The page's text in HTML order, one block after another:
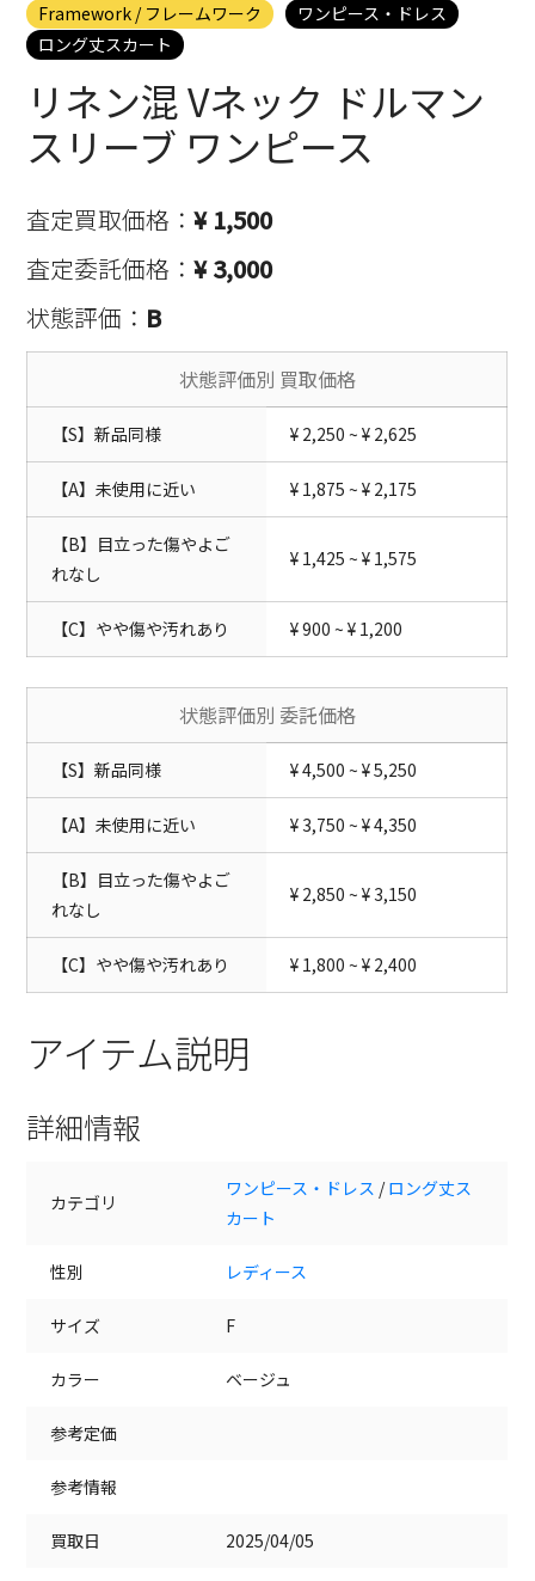
Framework / フレームワーク
ワンピース・ドレス
ロング丈スカート
リネン混 Vネック ドルマン
スリーブ ワンピース
査定買取価格：¥ 1,500
査定委託価格：¥ 3,000
状態評価： B
状態評価別 買取価格
【S】新品同様 ¥ 2,250 ~ ¥ 2,625
【A】未使用に近い ¥ 1,875 ~ ¥ 2,175
【B】目立った傷やよご
れなし
¥ 1,425 ~ ¥ 1,575
【C】やや傷や汚れあり ¥ 900 ~ ¥ 1,200
状態評価別 委託価格
【S】新品同様 ¥ 4,500 ~ ¥ 5,250
【A】未使用に近い ¥ 3,750 ~ ¥ 4,350
【B】目立った傷やよご
れなし
¥ 2,850 ~ ¥ 3,150
【C】やや傷や汚れあり ¥ 1,800 ~ ¥ 2,400
アイテム説明
詳細情報
カテゴリ
ワンピース・ドレス /ロング丈ス
カート
性別 レディース
サイズ F
カラー ベージュ
参考定価
参考情報
買取日 2025/04/05